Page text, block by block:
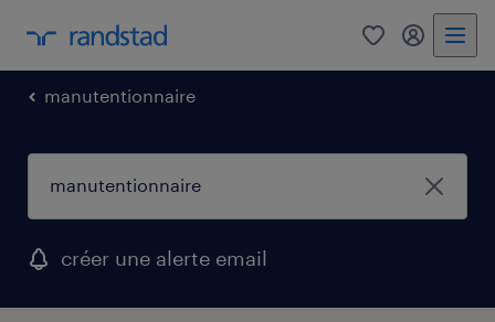
0 mon
manutentionnaire
créer une alerte email